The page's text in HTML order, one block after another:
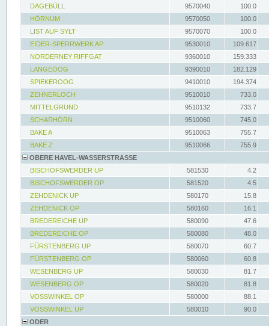
DAGEBÜLL 9570040
100.0
HÖRNUM
9570050
100.0
LIST AUF SYLT
9570070
100.0
EIDER-SPERRWERK AP
9530010
109.617
NORDERNEY RIFFGAT
9360010
159.333
LANGEOOG
9390010
182.129
SPIEKEROOG
9410010
194.374
ZEHNERLOCH
9510010
733.0
MITTELGRUND
9510132
733.7
SCHARHÖRN
9510060
745.0
BAKE A
9510063
755.7
BAKE Z
9510066
755.9
OBERE HAVEL-WASSERSTRASSE
BISCHOFSWERDER UP
581530
4.2
BISCHOFSWERDER OP
581520
4.5
ZEHDENICK UP
580170
15.8
ZEHDENICK OP
580160
16.1
BREDEREICHE UP
580090
47.6
BREDEREICHE OP
580080
48.0
FÜRSTENBERG UP
580070
60.7
FÜRSTENBERG OP
580060
60.8
WESENBERG UP
580030
81.7
WESENBERG OP
580020
81.8
VOSSWINKEL OP
580000
88.1
VOSSWINKEL UP
580010
90.0
ODER